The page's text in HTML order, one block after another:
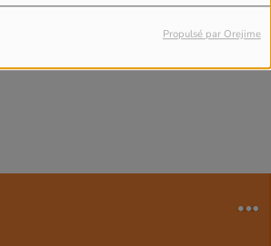
Propulsé par Orejime